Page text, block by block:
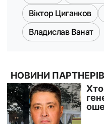
Віктор Циганков
Владислав Ванат